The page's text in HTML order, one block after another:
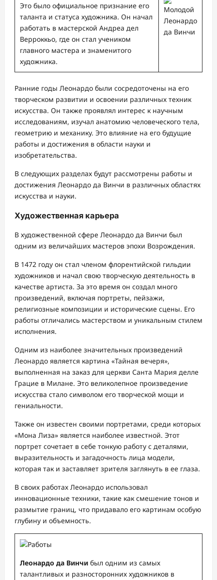
Это было официальное признание его
таланта и статуса художника. Он начал
работать в мастерской Андреа дел
Верроккьо, где он стал учеником
главного мастера и знаменитого
художника.
Ранние годы Леонардо были сосредоточены на его
творческом развитии и освоении различных техник
искусства. Он также проявлял интерес к научным
исследованиям, изучал анатомию человеческого тела,
геометрию и механику. Это влияние на его будущие
работы и достижения в области науки и
изобретательства.
В следующих разделах будут рассмотрены работы и
достижения Леонардо да Винчи в различных областях
искусства и науки.
Художественная карьера
В художественной сфере Леонардо да Винчи был
одним из величайших мастеров эпохи Возрождения.
В 1472 году он стал членом флорентийской гильдии
художников и начал свою творческую деятельность в
качестве артиста. За это время он создал много
произведений, включая портреты, пейзажи,
религиозные композиции и исторические сцены. Его
работы отличались мастерством и уникальным стилем
исполнения.
Одним из наиболее значительных произведений
Леонардо является картина «Тайная вечеря»,
выполненная на заказ для церкви Санта Мария делле
Грацие в Милане. Это великолепное произведение
искусства стало символом его творческой мощи и
гениальности.
Также он известен своими портретами, среди которых
«Мона Лиза» является наиболее известной. Этот
портрет сочетает в себе тонкую работу с деталями,
выразительность и загадочность лица модели,
которая так и заставляет зрителя заглянуть в ее глаза.
В своих работах Леонардо использовал
инновационные техники, такие как смешение тонов и
размытие границ, что придавало его картинам особую
глубину и объемность.
Работы
Леонардо да Винчи был одним из самых
талантливых и разносторонних художников в